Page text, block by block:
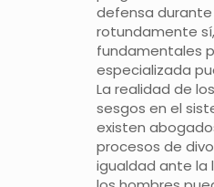
defensa durante
rotundamente
fundamentales
especializada
La realidad de
sesgos en el
existen
procesos de
igualdad ante la
Abogados
Servicios
Honorarios
Consulta Online
Localización y